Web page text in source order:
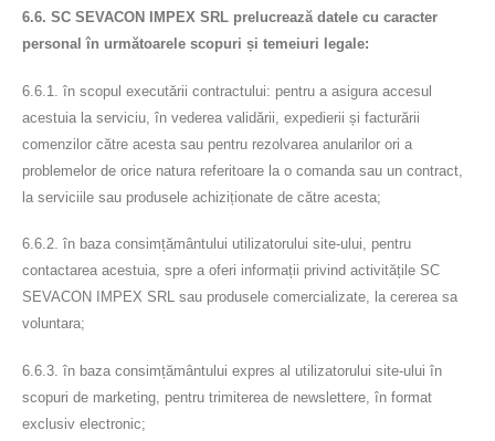
6.6. SC SEVACON IMPEX SRL prelucrează datele cu caracter
personal în următoarele scopuri și temeiuri legale:
6.6.1. în scopul executării contractului: pentru a asigura accesul
acestuia la serviciu, în vederea validării, expedierii și facturării
comenzilor către acesta sau pentru rezolvarea anularilor ori a
problemelor de orice natura referitoare la o comanda sau un contract,
la serviciile sau produsele achiziționate de către acesta;
6.6.2. în baza consimțământului utilizatorului site-ului, pentru
contactarea acestuia, spre a oferi informații privind activitățile SC
SEVACON IMPEX SRL sau produsele comercializate, la cererea sa
voluntara;
6.6.3. în baza consimțământului expres al utilizatorului site-ului în
scopuri de marketing, pentru trimiterea de newslettere, în format
exclusiv electronic;